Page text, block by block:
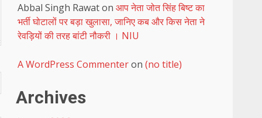
Abbal Singh Rawatonआप नेता जोत सिंह बिष्ट का
भर्ती घोटालों पर बड़ा खुलासा, जानिए कब और किस नेता ने
रेवड़ियों की तरह बांटी नौकरी । NIU
A WordPress Commenteron(no title)
Archives